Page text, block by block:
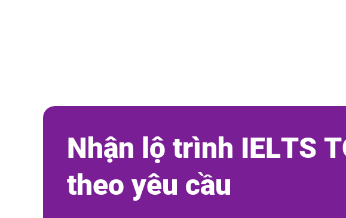
Nhận lộ trình IELTS T
theo yêu cầu